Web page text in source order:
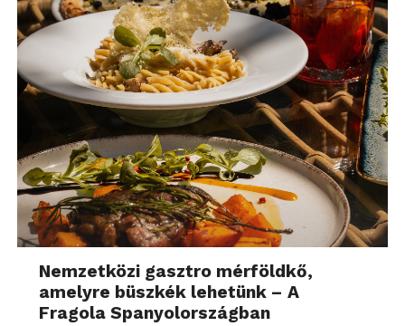
Nemzetközi gasztro mérföldkő,
amelyre büszkék lehetünk – A
Fragola Spanyolországban